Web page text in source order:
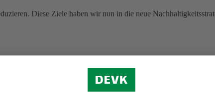
Diese Ziele haben wir nun in die neue
Pandemie-Effekte.